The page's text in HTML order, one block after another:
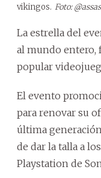
vikingos. Foto:
La estrella del
al mundo entero,
popular
El evento
para renovar su
última
de dar la talla a
Playstation de